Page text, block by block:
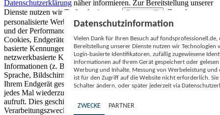
Datenschutzerklärung näher informieren. Zur Bereitstellung unserer
Dienste nutzen wir Technologien von
Partnern (5)
. Zwecke:
personalisierte Werbung und Inhalte, Messung von Werbeleistung
und der Performance von Inhalten sowie Zielgruppenforschung.
Cookies, Endgeräte- oder ähnliche Online-Kennungen (z. B. login-
basierte Kennungen, zufällig generierte Kennungen,
netzwerkbasierte Kennungen) können zusammen mit anderen
Informationen (z. B. Browsertyp und Browserinformationen,
Sprache, Bildschirmgröße, unterstützte Technologien usw.) auf
Ihrem Endgerät gespeichert oder von dort ausgelesen werden, um es
jedes Mal wiederzuerkennen, wenn es eine App oder einer Webseite
aufruft. Dies geschieht für einen oder mehrere der hier aufgeführten
Verarbeitungszwecke.
Datenschutzinformation
Vielen Dank für Ihren Besuch auf
Bereitstellung unserer Dienste nutzen wir Technologien
Login-basierte Identifikatoren, zufällig zugewiesene
Informationen auf Ihrem Gerät gespeichert oder
Werbung und Inhalte, Messung von Werbeleistung
ist für den Zugriff auf die Website nicht erforderlich.
Schalter ändern, oder später jederzeit via
ZWECKE PARTNER